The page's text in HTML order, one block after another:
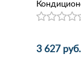
3 627 руб.